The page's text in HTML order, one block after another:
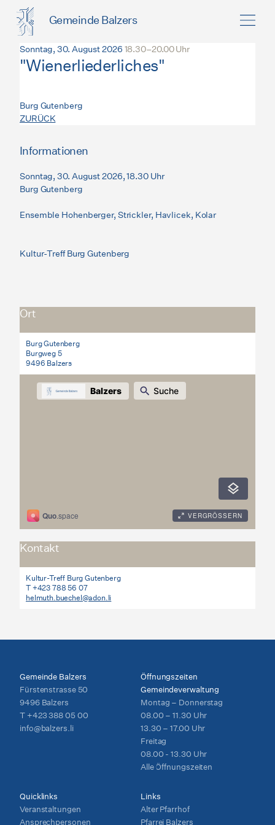
Gemeinde Balzers
Sonntag, 30. August 2026 18.30–20.00 Uhr
"Wienerliederliches"
Burg Gutenberg
ZURÜCK
Informationen
Sonntag, 30. August 2026, 18.30 Uhr
Burg Gutenberg
Ensemble Hohenberger, Strickler, Havlicek, Kolar
Kultur-Treff Burg Gutenberg
Ort
Burg Gutenberg
Burgweg 5
9496 Balzers
Kontakt
Kultur-Treff Burg Gutenberg
T +423 788 56 07
helmuth.buechel@adon.li
Gemeinde Balzers
Fürstenstrasse 50
9496 Balzers
T +423 388 05 00
info@balzers.li
Öffnungszeiten
Gemeindeverwaltung
Montag – Donnerstag
08.00 – 11.30 Uhr
13.30 – 17.00 Uhr
Freitag
08.00 - 13.30 Uhr
Alle Öffnungszeiten
Quicklinks
Veranstaltungen
Ansprechpersonen
Links
Alter Pfarrhof
Pfarrei Balzers